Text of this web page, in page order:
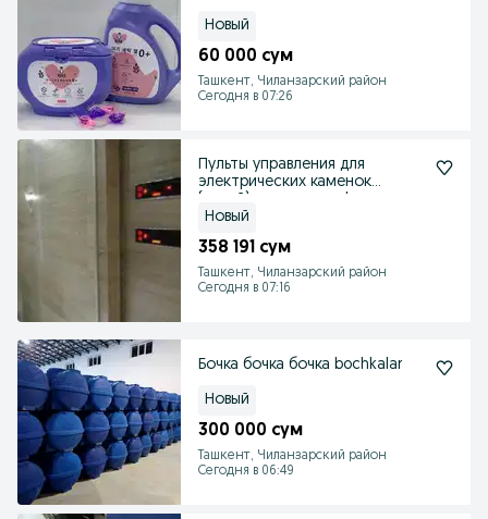
Новый
60 000 сум
Ташкент, Чиланзарский район
Сегодня в 07:26
Пульты управления для
электрических каменок
Новый
358 191 сум
Ташкент, Чиланзарский район
Сегодня в 07:16
Бочка бочка бочка bochkalar
Новый
300 000 сум
Ташкент, Чиланзарский район
Сегодня в 06:49